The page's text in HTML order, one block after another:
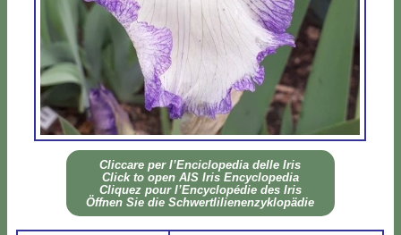
Clic­ca­re per l’En­ci­clo­pe­dia del­le Iris
Click to open AIS Iris En­cy­clo­pe­dia
Cli­quez pour l’En­cy­clo­pé­die des Iris
Öff­nen Sie die Sch­wer­tli­lie­nen­zy­klo­pä­die